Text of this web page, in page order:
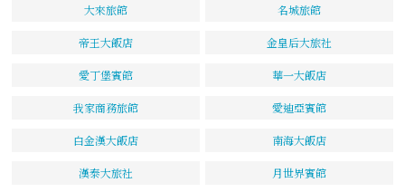
大來旅館 名城旅館
帝王大飯店 金皇后大旅社
愛丁堡賓館 華一大飯店
我家商務旅館 愛迪亞賓館
白金漢大飯店 南海大飯店
漢泰大旅社 月世界賓館